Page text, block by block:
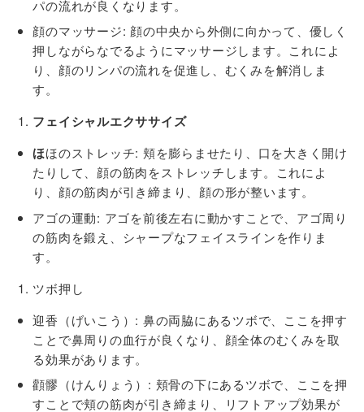
パの流れが良くなります。
顔のマッサージ: 顔の中央から外側に向かって、優しく
押しながらなでるようにマッサージします。これによ
り、顔のリンパの流れを促進し、むくみを解消しま
す。
フェイシャルエクササイズ
ほほのストレッチ: 頬を膨らませたり、口を大きく開け
たりして、顔の筋肉をストレッチします。これによ
り、顔の筋肉が引き締まり、顔の形が整います。
アゴの運動: アゴを前後左右に動かすことで、アゴ周り
の筋肉を鍛え、シャープなフェイスラインを作りま
す。
ツボ押し
迎香（げいこう） : 鼻の両脇にあるツボで、ここを押す
ことで鼻周りの血行が良くなり、顔全体のむくみを取
る効果があります。
顴髎（けんりょう） : 頬骨の下にあるツボで、ここを押
すことで頬の筋肉が引き締まり、リフトアップ効果が